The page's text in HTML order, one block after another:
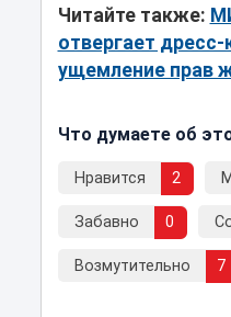
Читайте также:
отвергает дресс-
ущемление прав
Что думаете об
Нравится 2
Забавно 0
Возмутительно 7